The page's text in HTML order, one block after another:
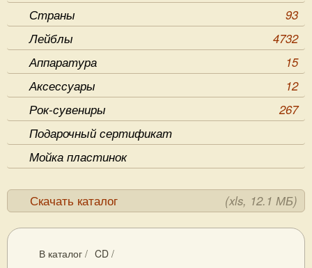
Страны
93
Лейблы
4732
Аппаратура
15
Аксессуары
12
Рок-сувениры
267
Подарочный сертификат
Мойка пластинок
Скачать каталог (xls, 12.1 МБ)
В каталог / CD /